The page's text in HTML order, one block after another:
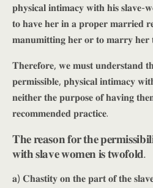
𝐩𝐡𝐲𝐬𝐢𝐜𝐚𝐥 𝐢𝐧𝐭𝐢𝐦𝐚𝐜𝐲 𝐰𝐢𝐭𝐡 𝐡𝐢𝐬
𝐭𝐨 𝐡𝐚𝐯𝐞 𝐡𝐞𝐫 𝐢𝐧 𝐚 𝐩𝐫𝐨𝐩𝐞𝐫 𝐦𝐚𝐫𝐫𝐢𝐞𝐝
𝐦𝐚𝐧𝐮𝐦𝐢𝐭𝐭𝐢𝐧𝐠 𝐡𝐞𝐫 𝐨𝐫 𝐭𝐨 𝐦𝐚𝐫𝐫𝐲 𝐡𝐞𝐫
𝐓𝐡𝐞𝐫𝐞𝐟𝐨𝐫𝐞, 𝐰𝐞 𝐦𝐮𝐬𝐭 𝐮𝐧𝐝𝐞𝐫𝐬𝐭𝐚𝐧𝐝
𝐩𝐞𝐫𝐦𝐢𝐬𝐬𝐢𝐛𝐥𝐞, 𝐩𝐡𝐲𝐬𝐢𝐜𝐚𝐥 𝐢𝐧𝐭𝐢𝐦𝐚𝐜𝐲
𝐧𝐞𝐢𝐭𝐡𝐞𝐫 𝐭𝐡𝐞 𝐩𝐮𝐫𝐩𝐨𝐬𝐞 𝐨𝐟 𝐡𝐚𝐯𝐢𝐧𝐠
𝐫𝐞𝐜𝐨𝐦𝐦𝐞𝐧𝐝𝐞𝐝 𝐩𝐫𝐚𝐜𝐭𝐢𝐜𝐞.
𝐓𝐡𝐞 𝐫𝐞𝐚𝐬𝐨𝐧 𝐟𝐨𝐫 𝐭𝐡𝐞
𝐰𝐢𝐭𝐡 𝐬𝐥𝐚𝐯𝐞 𝐰𝐨𝐦𝐞𝐧 𝐢𝐬 𝐭𝐰𝐨𝐟𝐨𝐥𝐝.
𝐚) 𝐂𝐡𝐚𝐬𝐭𝐢𝐭𝐲 𝐨𝐧 𝐭𝐡𝐞 𝐩𝐚𝐫𝐭 𝐨𝐟 𝐭𝐡𝐞